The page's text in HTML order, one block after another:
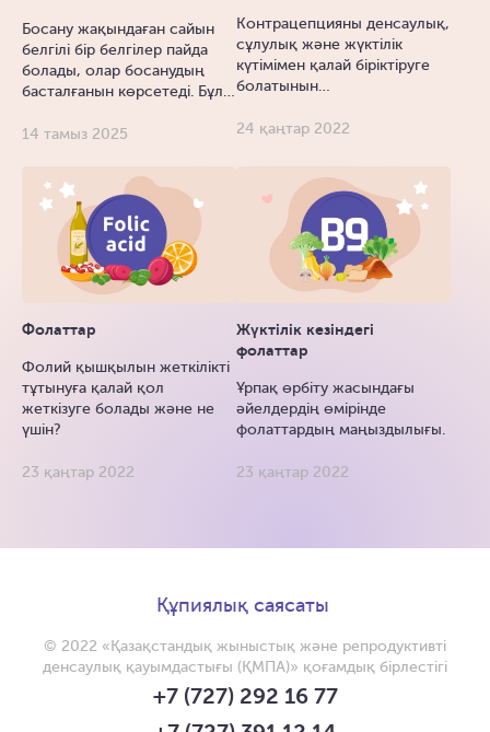
Босану жақындаған сайын
белгілі бір белгілер пайда
болады, олар босанудың
басталғанын көрсетеді. Бұл…
14 тамыз 2025
Контрацепцияны денсаулық,
сұлулық және жүктілік
күтімімен қалай біріктіруге
болатынын…
24 қаңтар 2022
Фолаттар
Фолий қышқылын жеткілікті
тұтынуға қалай қол
жеткізуге болады және не
үшін?
23 қаңтар 2022
Жүктілік кезіндегі
фолаттар
Ұрпақ өрбіту жасындағы
әйелдердің өмірінде
фолаттардың маңыздылығы.
23 қаңтар 2022
Құпиялық саясаты
© 2022 «Қазақстандық жыныстық және репродуктивті
денсаулық қауымдастығы (ҚМПА)» қоғамдық бірлестігі
+7 (727) 292 16 77